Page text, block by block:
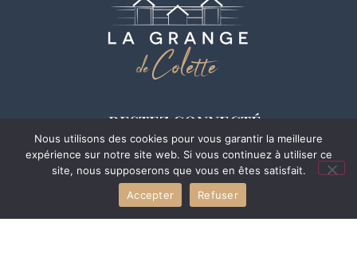
RESTEZ CONNECTÉ
Nous utilisons des cookies pour vous garantir la meilleure
expérience sur notre site web. Si vous continuez à utiliser ce
site, nous supposerons que vous en êtes satisfait.
Accepter
Refuser